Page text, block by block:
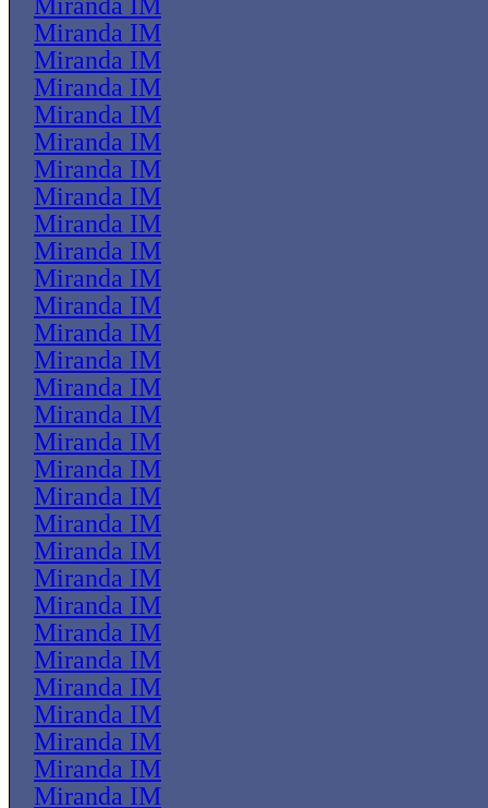
Miranda IM
Miranda IM
Miranda IM
Miranda IM
Miranda IM
Miranda IM
Miranda IM
Miranda IM
Miranda IM
Miranda IM
Miranda IM
Miranda IM
Miranda IM
Miranda IM
Miranda IM
Miranda IM
Miranda IM
Miranda IM
Miranda IM
Miranda IM
Miranda IM
Miranda IM
Miranda IM
Miranda IM
Miranda IM
Miranda IM
Miranda IM
Miranda IM
Miranda IM
Miranda IM